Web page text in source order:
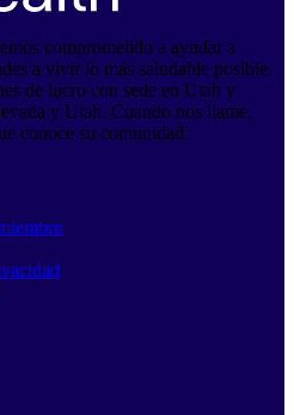
comprometido a ayudar a
a vivir lo más saludable posible.
de lucro con sede en Utah y
y Utah. Cuando nos llame,
conoce su comunidad.